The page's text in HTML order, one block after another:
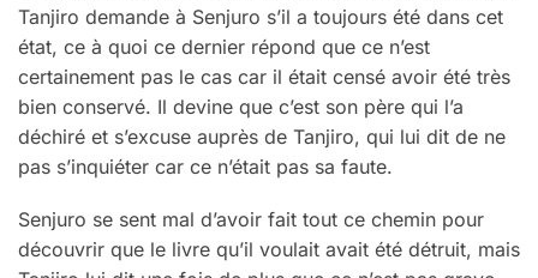
Tanjiro demande à Senjuro s’il a toujours été dans cet
état, ce à quoi ce dernier répond que ce n’est
certainement pas le cas car il était censé avoir été très
bien conservé. Il devine que c’est son père qui l’a
déchiré et s’excuse auprès de Tanjiro, qui lui dit de ne
pas s’inquiéter car ce n’était pas sa faute.
Senjuro se sent mal d’avoir fait tout ce chemin pour
découvrir que le livre qu’il voulait avait été détruit, mais